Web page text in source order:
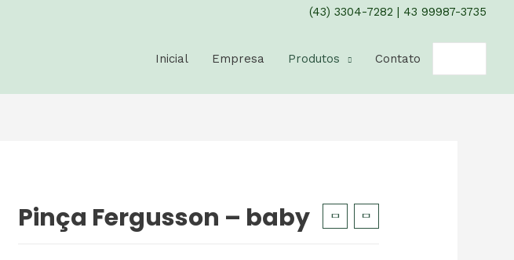
(43) 3304-7282 | 43 99987-3735
Inicial Empresa Produtos Contato
Pinça Fergusson – baby